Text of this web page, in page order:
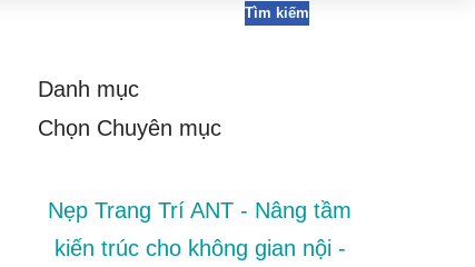
Tìm kiếm
Danh mục
Nẹp Trang Trí ANT - Nâng tầm
kiến trúc cho không gian nội -